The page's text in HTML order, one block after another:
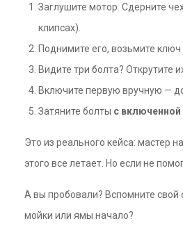
Заглушите мотор. Сдерните
клипсах).
Поднимите его, возьмите ключ
Видите три болта? Открутите
Включите первую вручную —
Затяните болты с включенной
Это из реального кейса: мастер
этого все летает. Но если не
А вы пробовали? Вспомните свой
мойки или ямы начало?